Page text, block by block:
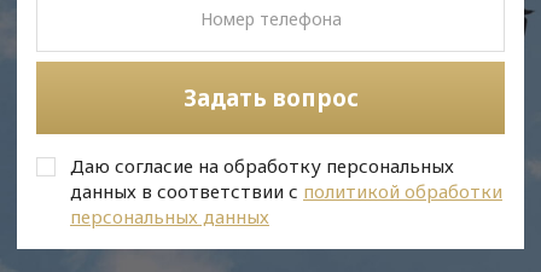
Задать вопрос
Даю согласие на обработку персональных
данных в соответствии с политикой обработки
персональных данных